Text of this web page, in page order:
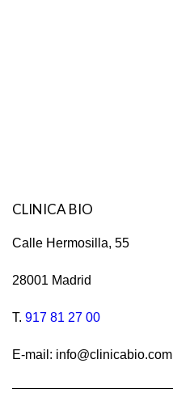
CLINICA BIO
Calle Hermosilla, 55
28001 Madrid
T. 917 81 27 00
E-mail: info@clinicabio.com